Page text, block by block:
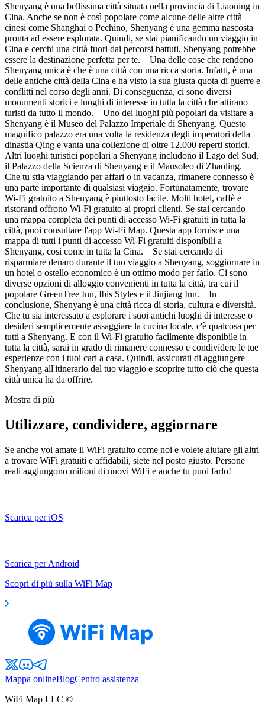
Shenyang è una bellissima città situata nella provincia di Liaoning in
Cina. Anche se non è così popolare come alcune delle altre città
cinesi come Shanghai o Pechino, Shenyang è una gemma nascosta
pronta ad essere esplorata. Quindi, se stai pianificando un viaggio in
Cina e cerchi una città fuori dai percorsi battuti, Shenyang potrebbe
essere la destinazione perfetta per te. Una delle cose che rendono
Shenyang unica è che è una città con una ricca storia. Infatti, è una
delle antiche città della Cina e ha visto la sua giusta quota di guerre e
conflitti nel corso degli anni. Di conseguenza, ci sono diversi
monumenti storici e luoghi di interesse in tutta la città che attirano
turisti da tutto il mondo. Uno dei luoghi più popolari da visitare a
Shenyang è il Museo del Palazzo Imperiale di Shenyang. Questo
magnifico palazzo era una volta la residenza degli imperatori della
dinastia Qing e vanta una collezione di oltre 12.000 reperti storici.
Altri luoghi turistici popolari a Shenyang includono il Lago del Sud,
il Palazzo della Scienza di Shenyang e il Mausoleo di Zhaoling.
Che tu stia viaggiando per affari o in vacanza, rimanere connesso è
una parte importante di qualsiasi viaggio. Fortunatamente, trovare
Wi-Fi gratuito a Shenyang è piuttosto facile. Molti hotel, caffè e
ristoranti offrono Wi-Fi gratuito ai propri clienti. Se stai cercando
una mappa completa dei punti di accesso Wi-Fi gratuiti in tutta la
città, puoi consultare l'app Wi-Fi Map. Questa app fornisce una
mappa di tutti i punti di accesso Wi-Fi gratuiti disponibili a
Shenyang, così come in tutta la Cina. Se stai cercando di
risparmiare denaro durante il tuo viaggio a Shenyang, soggiornare in
un hotel o ostello economico è un ottimo modo per farlo. Ci sono
diverse opzioni di alloggio convenienti in tutta la città, tra cui il
popolare GreenTree Inn, Ibis Styles e il Jinjiang Inn. In
conclusione, Shenyang è una città ricca di storia, cultura e diversità.
Che tu sia interessato a esplorare i suoi antichi luoghi di interesse o
desideri semplicemente assaggiare la cucina locale, c'è qualcosa per
tutti a Shenyang. E con il Wi-Fi gratuito facilmente disponibile in
tutta la città, sarai in grado di rimanere connesso e condividere le tue
esperienze con i tuoi cari a casa. Quindi, assicurati di aggiungere
Shenyang all'itinerario del tuo viaggio e scoprire tutto ciò che questa
città unica ha da offrire.
Mostra di più
Utilizzare, condividere, aggiornare
Se anche voi amate il WiFi gratuito come noi e volete aiutare gli altri
a trovare WiFi gratuiti e affidabili, siete nel posto giusto. Persone
reali aggiungono milioni di nuovi WiFi e anche tu puoi farlo!
Scarica per iOS
Scarica per Android
Scopri di più sulla WiFi Map
Mappa onlineBlogCentro assistenza
WiFi Map LLC ©